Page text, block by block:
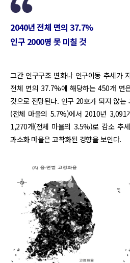
2040년 전체 면의 37.7%
인구 2000명 못 미칠 것
그간 인구구조 변화나 인구이동 추세가
전체 면의 37.7%에 해당하는 450개 면
것으로 전망된다. 인구 20호가 되지 않
(전체 마을의 5.7%)에서 2010년
1,270개(전체 마을의 3.5%)로 감소 추
과소화 마을은 고착화된 경향을 보인다.